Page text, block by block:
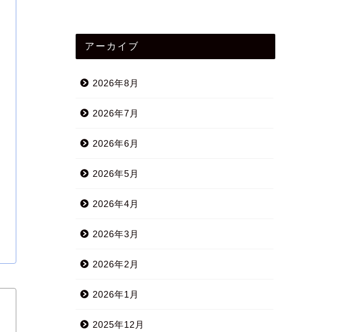
アーカイブ
2026年8月
2026年7月
2026年6月
2026年5月
2026年4月
2026年3月
2026年2月
2026年1月
2025年12月